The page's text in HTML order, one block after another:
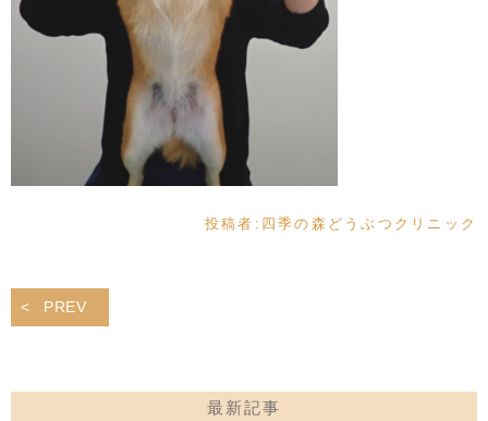
投稿者: 四季の森どうぶつクリニック
PREV
最新記事